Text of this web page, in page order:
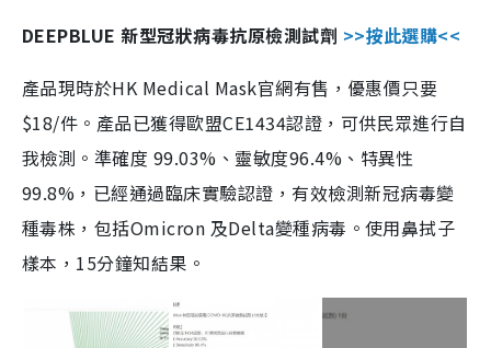
DEEPBLUE 新型冠狀病毒抗原檢測試劑 >>按此選購<<
產品現時於HK Medical Mask官網有售，優惠價只要
$18/件。產品已獲得歐盟CE1434認證，可供民眾進行自
我檢測。準確度 99.03%、靈敏度96.4%、特異性
99.8%，已經通過臨床實驗認證，有效檢測新冠病毒變
種毒株，包括Omicron 及Delta變種病毒。使用鼻拭子
樣本，15分鐘知結果。